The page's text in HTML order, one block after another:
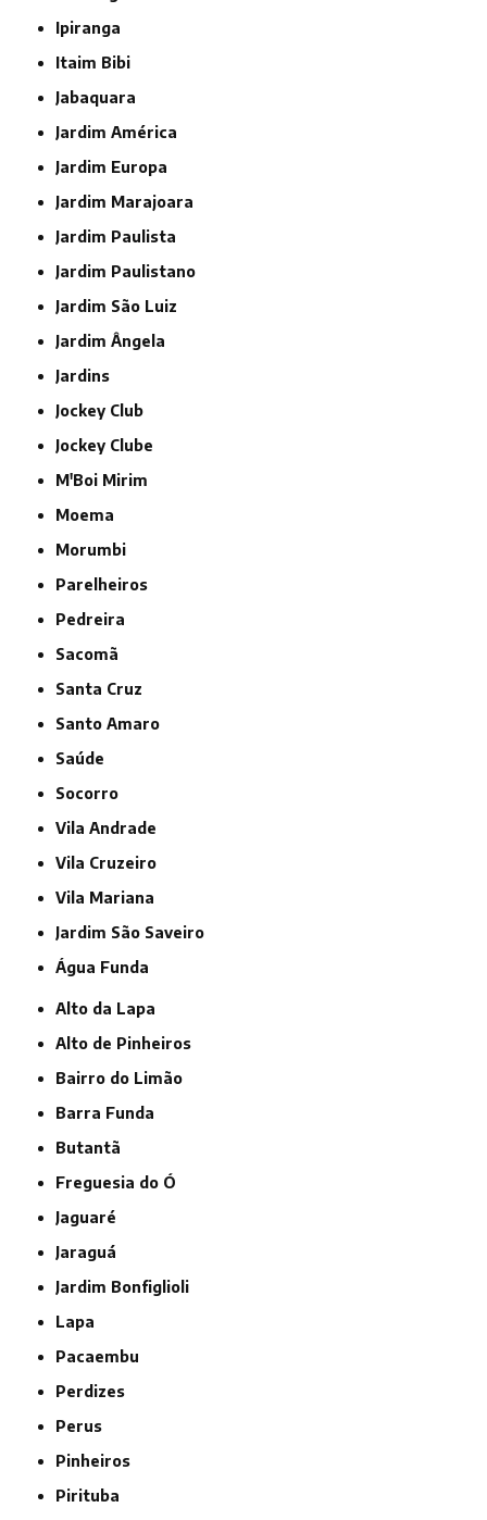
Ipiranga
Itaim Bibi
Jabaquara
Jardim América
Jardim Europa
Jardim Marajoara
Jardim Paulista
Jardim Paulistano
Jardim São Luiz
Jardim Ângela
Jardins
Jockey Club
Jockey Clube
M'Boi Mirim
Moema
Morumbi
Parelheiros
Pedreira
Sacomã
Santa Cruz
Santo Amaro
Saúde
Socorro
Vila Andrade
Vila Cruzeiro
Vila Mariana
jardim São Saveiro
Água Funda
Alto da Lapa
Alto de Pinheiros
Bairro do Limão
Barra Funda
Butantã
Freguesia do Ó
Jaguaré
Jaraguá
Jardim Bonfiglioli
Lapa
Pacaembu
Perdizes
Perus
Pinheiros
Pirituba